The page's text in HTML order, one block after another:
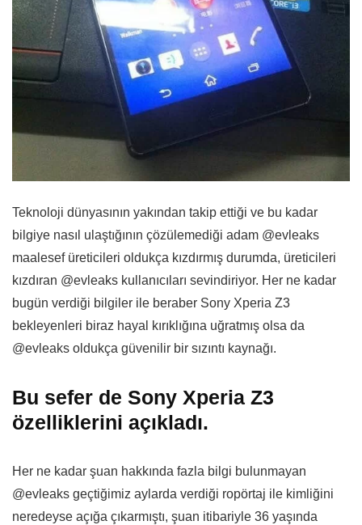
Teknoloji dünyasının yakından takip ettiği ve bu kadar
bilgiye nasıl ulaştığının çözülemediği adam @evleaks
maalesef üreticileri oldukça kızdırmış durumda, üreticileri
kızdıran @evleaks kullanıcıları sevindiriyor. Her ne kadar
bugün verdiği bilgiler ile beraber Sony Xperia Z3
bekleyenleri biraz hayal kırıklığına uğratmış olsa da
@evleaks oldukça güvenilir bir sızıntı kaynağı.
Bu sefer de Sony Xperia Z3
özelliklerini açıkladı.
Her ne kadar şuan hakkında fazla bilgi bulunmayan
@evleaks geçtiğimiz aylarda verdiği ropörtaj ile kimliğini
neredeyse açığa çıkarmıştı, şuan itibariyle 36 yaşında